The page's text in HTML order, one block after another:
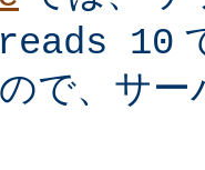
10
で、サ